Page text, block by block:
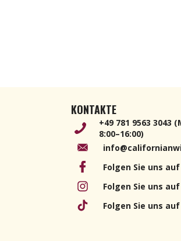
KONTAKTE
+49 781 9563 3043
8:00–16:00)
Folgen Sie uns
Folgen Sie uns
Folgen Sie uns